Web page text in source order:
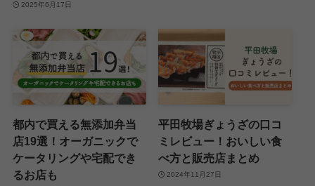
2025年6月17日
都内で買える無添加弁当
店19選！オーガニックで
ケータリングや宅配でき
るお店も
平田牧場ぎょうざの口コ
ミレビュー！おいしい食
べ方と販売店まとめ
2024年11月27日